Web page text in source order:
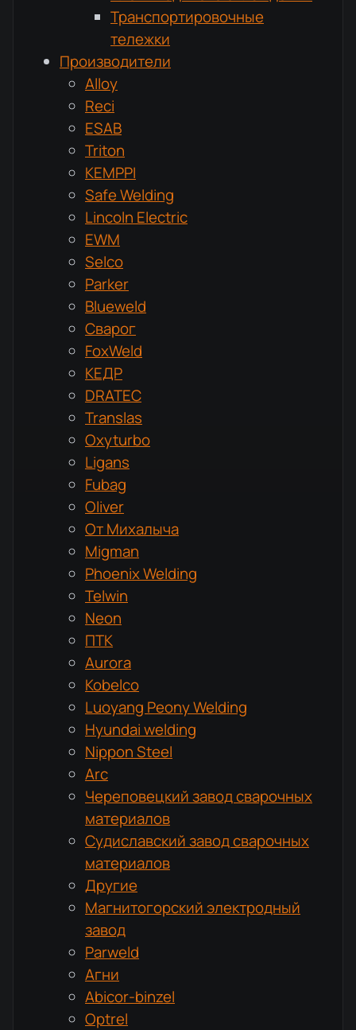
Транспортировочные
тележки
Производители
Alloy
Reci
ESAB
Triton
KEMPPI
Safe Welding
Lincoln Electric
EWM
Selco
Parker
Blueweld
Сварог
FoxWeld
КЕДР
DRATEC
Translas
Oxyturbo
Ligans
Fubag
Oliver
От Михалыча
Migman
Phoenix Welding
Telwin
Neon
ПТК
Aurora
Kobelco
Luoyang Peony Welding
Hyundai welding
Nippon Steel
Arc
Череповецкий завод сварочных
материалов
Судиславский завод сварочных
материалов
Другие
Магнитогорский электродный
завод
Parweld
Агни
Abicor-binzel
Optrel